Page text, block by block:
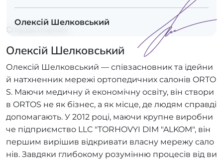
Олексій Шелковський
Співзасновник
Олексій Шелковський
Олексій Шелковський — співзасновник та ідейни
й натхненник мережі ортопедичних салонів ORTO
S. Маючи медичну й економічну освіту, він створи
в ORTOS не як бізнес, а як місце, де людям справді
допомагають. У 2012 році, маючи крупне виробни
че підприємство LLC "TORHOVYI DIM "ALKOM", він
першим вирішив відкривати власну мережу сало
нів. Завдяки глибокому розумінню процесів від ви